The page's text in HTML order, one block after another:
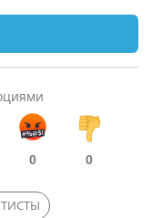
0 0